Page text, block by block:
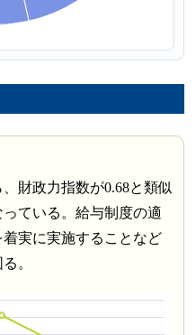
財政力指数が0.68と類似
ている。給与制度の適
実に実施することなど
。